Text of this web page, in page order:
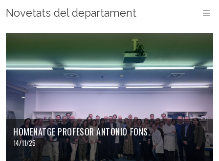
Novetats del departament
HOMENATGE PROFESOR ANTONIO FONS.
14/11/25